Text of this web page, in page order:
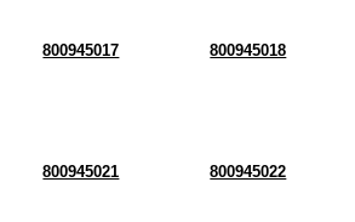
800945017 800945018
800945021 800945022